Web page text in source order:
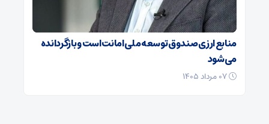
منابع ارزی صندوق توسعه ملی امانت است و بازگردانده
می‌شود